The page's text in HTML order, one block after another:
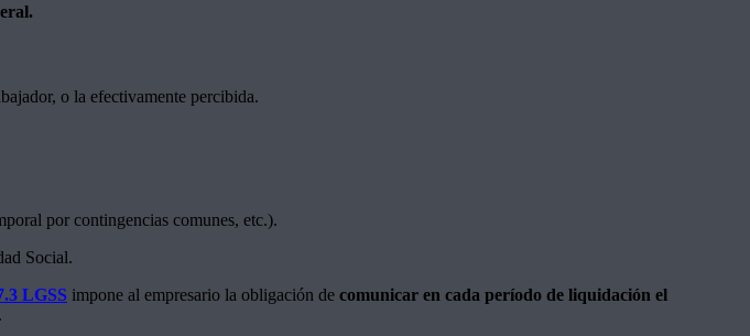
o la efectivamente percibida.
por contingencias comunes, etc.).
Social.
LGSS impone al empresario la obligación de comunicar en cada período de liquidación el